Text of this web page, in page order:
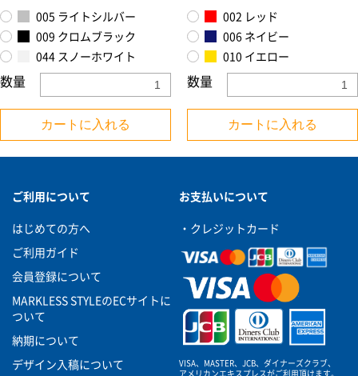
005 ライトシルバー
009 クロムブラック
044 スノーホワイト
数量
カートに入れる
002 レッド
006 ネイビー
010 イエロー
数量
カートに入れる
ご利用について
はじめての方へ
ご利用ガイド
会員登録について
MARKLESS STYLEのECサイトに
ついて
納期について
デザイン入稿について
お支払いについて
・クレジットカード
VISA、MASTER、JCB、ダイナーズクラブ、
アメリカンエキスプレスがご利用頂けます。